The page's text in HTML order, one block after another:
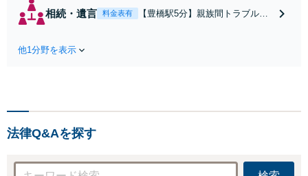
の身柄解放、示談交渉など、スピー
ド感のある積極的な弁護活動を行い
相続・遺言 料金表有
【豊橋駅5分】親族間トラブル・
他1分野を表示
法律Q&Aを探す